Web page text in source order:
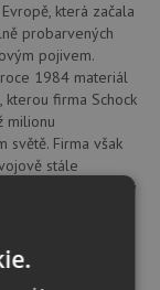
která začala
probarvených
pojivem.
1984 materiál
firma Schock
milionu
světě. Firma však
stále
Cristadur®, který
srovnatelných
materiálů